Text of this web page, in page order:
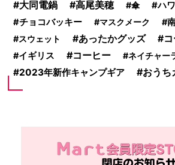
大同電鍋 高尾美穂 傘 ハ
チョコバッキー
マスクメーク
スウェット あったかグッズ
イギリス コーヒー ネイチャー
2023年新作キャンプギア おうち